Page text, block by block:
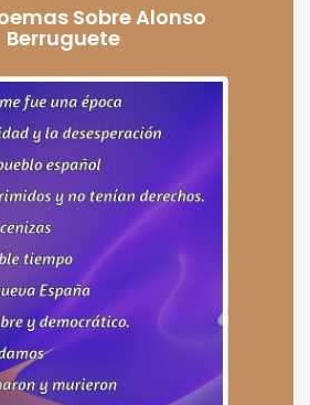
Sobre Alonso
Berruguete